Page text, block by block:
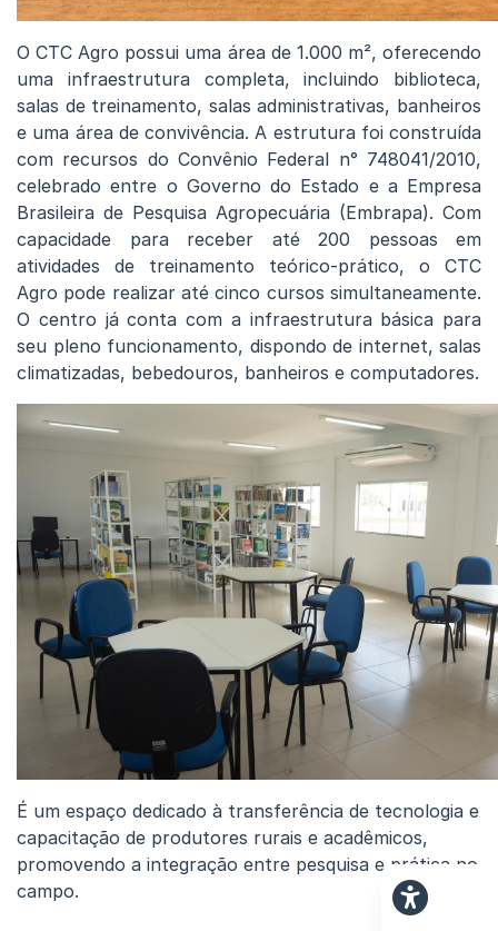
O CTC Agro possui uma área de 1.000 m², oferecendo
uma infraestrutura completa, incluindo biblioteca,
salas de treinamento, salas administrativas, banheiros
e uma área de convivência. A estrutura foi construída
com recursos do Convênio Federal n° 748041/2010,
celebrado entre o Governo do Estado e a Empresa
Brasileira de Pesquisa Agropecuária (Embrapa). Com
capacidade para receber até 200 pessoas em
atividades de treinamento teórico-prático, o CTC
Agro pode realizar até cinco cursos simultaneamente.
O centro já conta com a infraestrutura básica para
seu pleno funcionamento, dispondo de internet, salas
climatizadas, bebedouros, banheiros e computadores.
É um espaço dedicado à transferência de tecnologia e
capacitação de produtores rurais e acadêmicos,
promovendo a integração entre pesquisa e prática no
campo.